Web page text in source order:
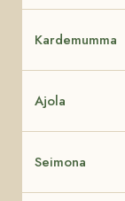
Kardemumma
Ajola
Seimona